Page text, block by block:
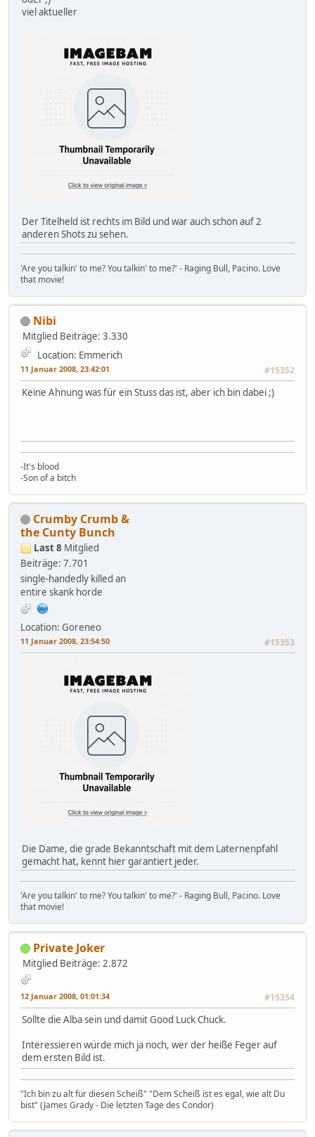
viel aktueller
Der Titelheld ist rechts im Bild und war auch schon auf 2
anderen Shots zu sehen.
'Are you talkin' to me? You talkin' to me?' - Raging Bull, Pacino. Love
that movie!
Nibi
Mitglied Beiträge: 3.330
Location: Emmerich
11 Januar 2008, 23:42:01 #15352
Keine Ahnung was für ein Stuss das ist, aber ich bin dabei ;)
-It's blood
-Son of a bitch
Crumby Crumb &
the Cunty Bunch
Last 8 Mitglied
Beiträge: 7.701
single-handedly killed an
entire skank horde
Location: Goreneo
11 Januar 2008, 23:54:50 #15353
Die Dame, die grade Bekanntschaft mit dem Laternenpfahl
gemacht hat, kennt hier garantiert jeder.
'Are you talkin' to me? You talkin' to me?' - Raging Bull, Pacino. Love
that movie!
Private Joker
Mitglied Beiträge: 2.872
12 Januar 2008, 01:01:34 #15354
Sollte die Alba sein und damit Good Luck Chuck.
Interessieren würde mich ja noch, wer der heiße Feger auf
dem ersten Bild ist.
"Ich bin zu alt für diesen Scheiß" "Dem Scheiß ist es egal, wie alt Du
bist" (James Grady - Die letzten Tage des Condor)